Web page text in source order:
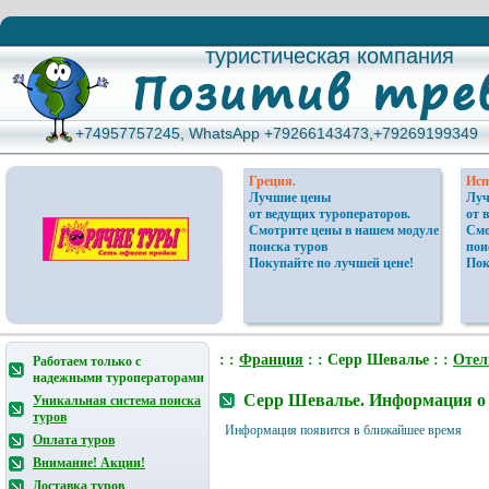
туристическая компания
туристическая компания
+74957757245, WhatsApp +79266143473,+79269199349
+74957757245, WhatsApp +79266143473,+79269199349
Греция.
Лучшие цены
от ведущих туроператоров.
Смотрите цены в нашем модуле
поиска туров
Покупайте по лучшей цене!
от
Работаем только с
надежными туроператорами
Уникальная система поиска
туров
Оплата туров
Внимание! Акции!
Доставка туров
: : Франция : : Серр Шевалье : :
Серр Шевалье. Информация о
Информация появится в ближайшее время